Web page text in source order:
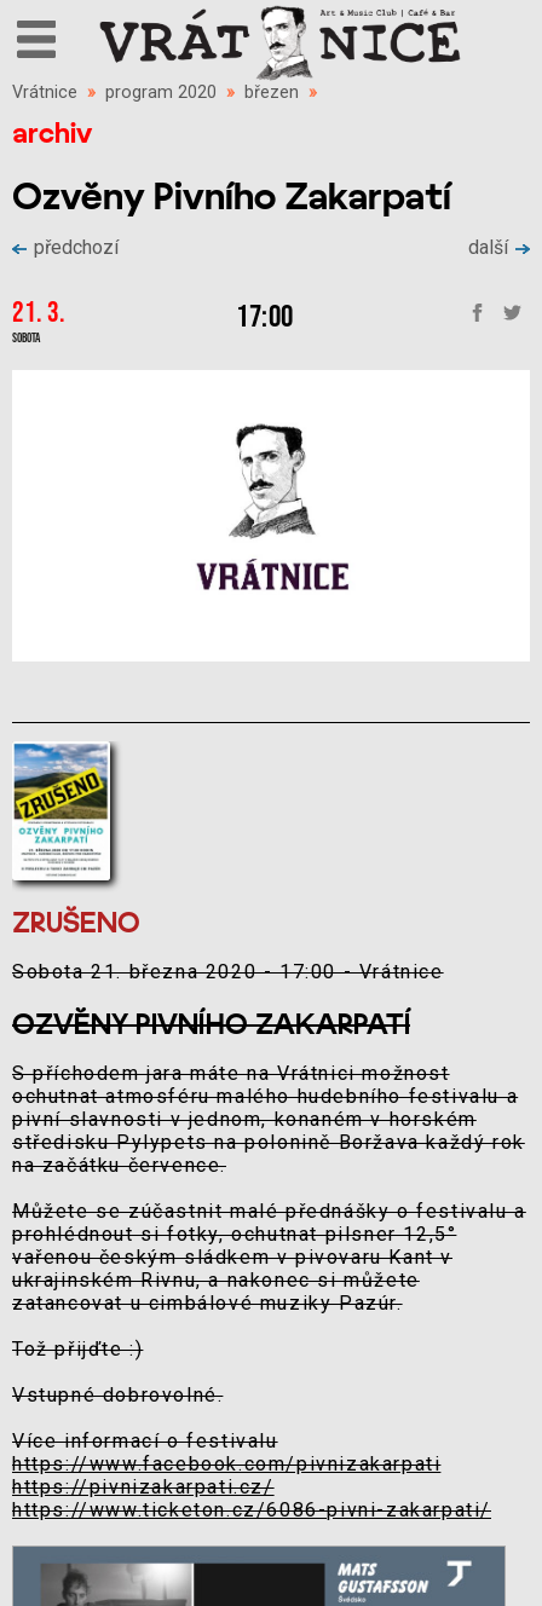
Vrátnice » program 2020 » březen »
archiv
Ozvěny Pivního Zakarpatí
předchozí další
21. 3.
Sobota
17:00
ZRUŠENO
Sobota 21. března 2020 - 17:00 - Vrátnice
OZVĚNY PIVNÍHO ZAKARPATÍ
S příchodem jara máte na Vrátnici možnost
ochutnat atmosféru malého hudebního festivalu a
pivní slavnosti v jednom, konaném v horském
středisku Pylypets na polonině Boržava každý rok
na začátku července.
Můžete se zúčastnit malé přednášky o festivalu a
prohlédnout si fotky, ochutnat pilsner 12,5°
vařenou českým sládkem v pivovaru Kant v
ukrajinském Rivnu, a nakonec si můžete
zatancovat u cimbálové muziky Pazúr.
Tož přijďte :)
Vstupné dobrovolné.
Více informací o festivalu
https://www.facebook.com/pivnizakarpati
https://pivnizakarpati.cz/
https://www.ticketon.cz/6086-pivni-zakarpati/